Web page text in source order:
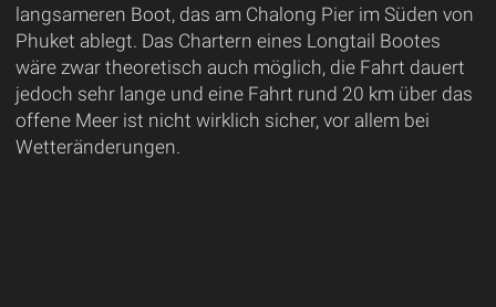
langsameren Boot, das am Chalong Pier im Süden von
Phuket ablegt. Das Chartern eines Longtail Bootes
wäre zwar theoretisch auch möglich, die Fahrt dauert
jedoch sehr lange und eine Fahrt rund 20 km über das
offene Meer ist nicht wirklich sicher, vor allem bei
Wetteränderungen.